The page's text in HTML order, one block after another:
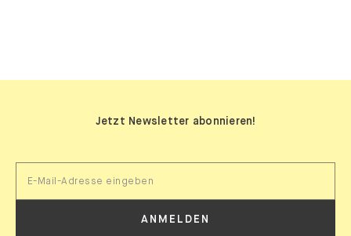
Jetzt Newsletter abonnieren!
ANMELDEN